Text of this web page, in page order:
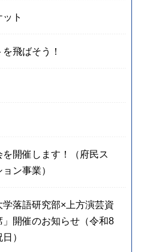
ト
飛ばそう！
開催します！（府民ス
ン事業）
学落語研究部×上方演芸資
開催のお知らせ（令和8
）